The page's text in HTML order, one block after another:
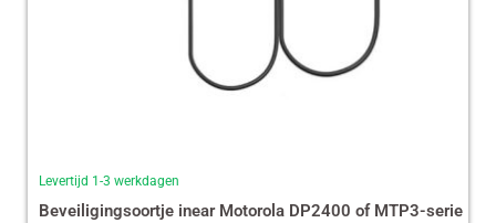
Levertijd 1-3 werkdagen
Beveiligingsoortje inear Motorola DP2400 of MTP3-serie